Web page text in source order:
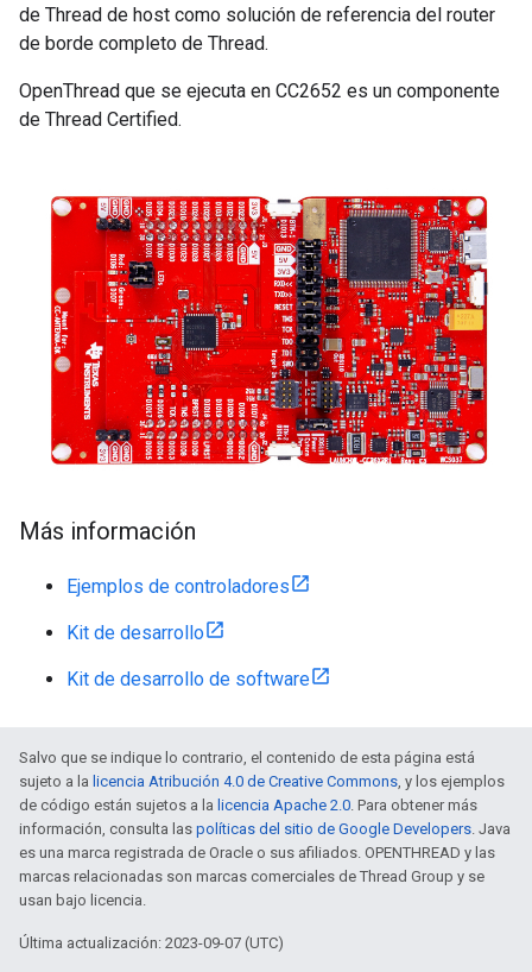
de Thread de host como solución de referencia del router
de borde completo de Thread.
OpenThread que se ejecuta en CC2652 es un componente
de Thread Certified.
Más información
Ejemplos de controladores
Kit de desarrollo
Kit de desarrollo de software
Salvo que se indique lo contrario, el contenido de esta página está
sujeto a la licencia Atribución 4.0 de Creative Commons, y los ejemplos
de código están sujetos a la licencia Apache 2.0. Para obtener más
información, consulta las políticas del sitio de Google Developers. Java
es una marca registrada de Oracle o sus afiliados. OPENTHREAD y las
marcas relacionadas son marcas comerciales de Thread Group y se
usan bajo licencia.
Última actualización: 2023-09-07 (UTC)